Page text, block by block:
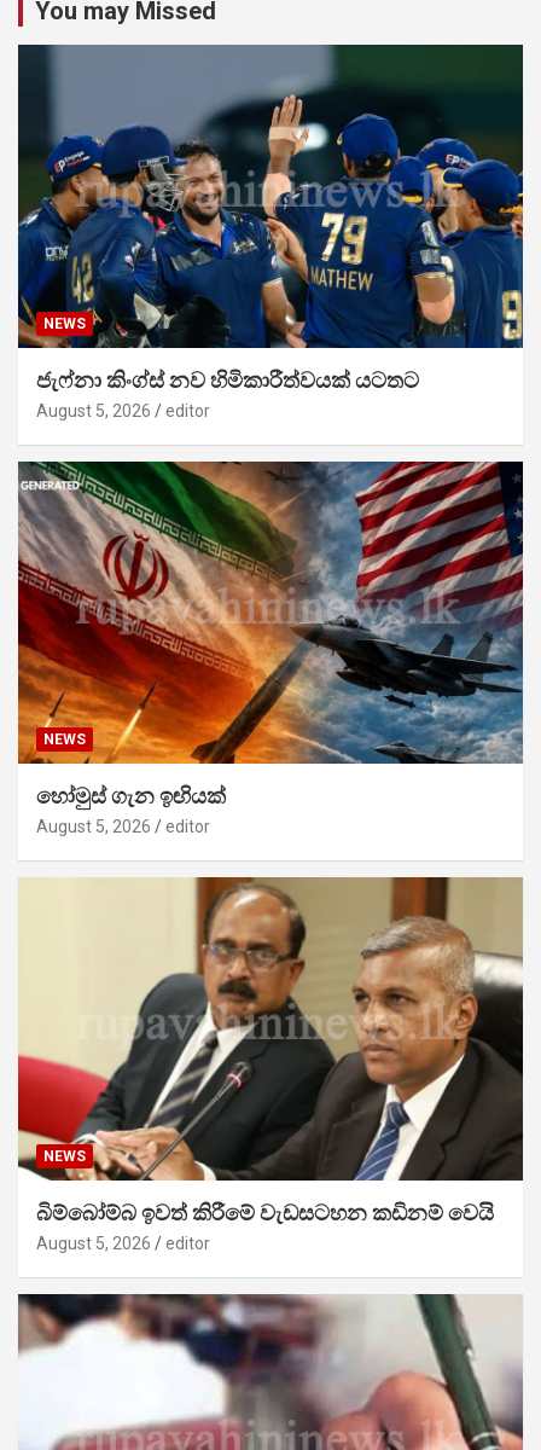
You may Missed
NEWS
ජැෆ්නා කිංග්ස් නව හිමිකාරීත්වයක් යටතට
August 5, 2026 editor
NEWS
හෝමුස් ගැන ඉඟියක්
August 5, 2026 editor
NEWS
බිම්බෝම්බ ඉවත් කිරීමේ වැඩසටහන කඩිනම් වෙයි
August 5, 2026 editor